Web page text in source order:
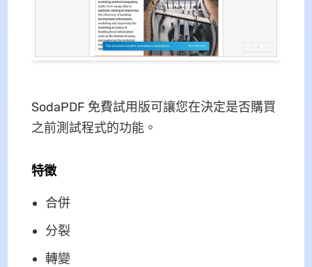
SodaPDF 免費試用版可讓您在決定是否購買
之前測試程式的功能。
特徵
合併
分裂
轉變